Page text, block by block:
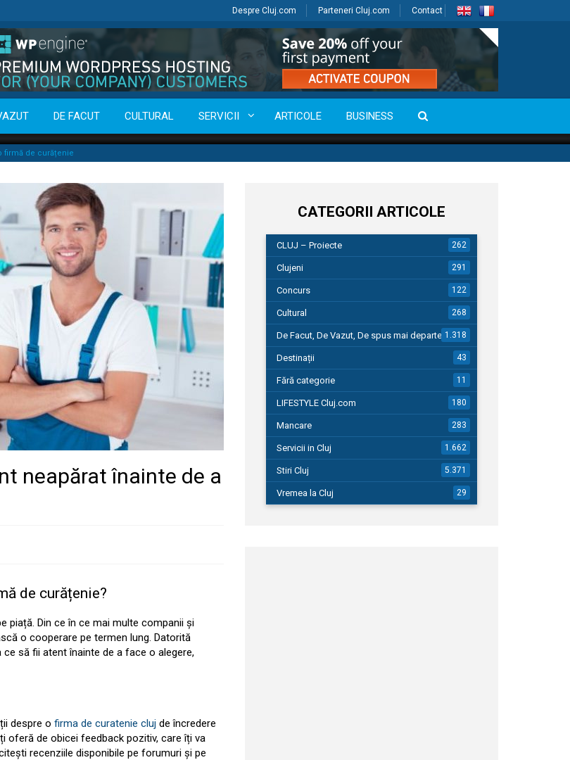
Despre Cluj.com Parteneri Cluj.com Contact
DE FACUT CULTURAL SERVICII ARTICOLE BUSINESS
firmă de curățenie
neapărat înainte de a
de curățenie?
piață. Din ce în ce mai multe companii și
o cooperare pe termen lung. Datorită
să fii atent înainte de a face o alegere,
despre o firma de curatenie cluj de încredere
oferă de obicei feedback pozitiv, care îți va
recenziile disponibile pe forumuri și pe
CATEGORII ARTICOLE
CLUJ – Proiecte 262
Clujeni 291
Concurs 122
Cultural 268
De Facut, De Vazut, De spus mai departe…1.318
Destinații 43
Fără categorie 11
LIFESTYLE Cluj.com 180
Mancare 283
Servicii in Cluj 1.662
Stiri Cluj 5.371
Vremea la Cluj 29